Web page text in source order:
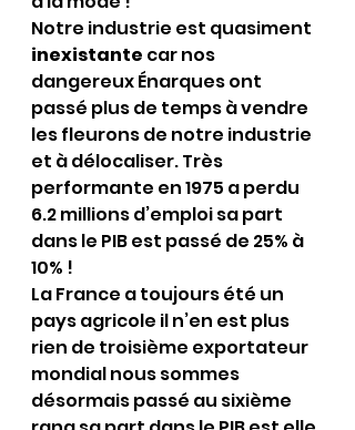
Notre industrie est quasiment
inexistante car nos
dangereux Énarques ont
passé plus de temps à vendre
les fleurons de notre industrie
et à délocaliser. Très
performante en 1975 a perdu
6.2 millions d’emploi sa part
dans le PIB est passé de 25% à
10% !
La France a toujours été un
pays agricole il n’en est plus
rien de troisième exportateur
mondial nous sommes
désormais passé au sixième